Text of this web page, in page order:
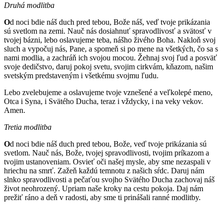
Druhá modlitba
Od noci bdie náš duch pred tebou, Bože náš, veď tvoje prikázania
sú svetlom na zemi. Nauč nás dosiahnuť spravodlivosť a svätosť v
tvojej bázni, lebo oslavujeme teba, nášho živého Boha. Nakloň svoj
sluch a vypočuj nás, Pane, a spomeň si po mene na všetkých, čo sa s
nami modlia, a zachráň ich svojou mocou. Žehnaj svoj ľud a posväť
svoje dedičstvo, daruj pokoj svetu, svojim cirkvám, kňazom, našim
svetským predstaveným i všetkému svojmu ľudu.
Lebo zvelebujeme a oslavujeme tvoje vznešené a veľkolepé meno,
Otca i Syna, i Svätého Ducha, teraz i vždycky, i na veky vekov.
Amen.
Tretia modlitba
Od noci bdie náš duch pred tebou, Bože, veď tvoje prikázania sú
svetlom. Nauč nás, Bože, tvojej spravodlivosti, tvojim príkazom a
tvojim ustanoveniam. Osvieť oči našej mysle, aby sme nezaspali v
hriechu na smrť. Zažeň každú temnotu z našich sŕdc. Daruj nám
slnko spravodlivosti a pečaťou svojho Svätého Ducha zachovaj náš
život neohrozený. Upriam naše kroky na cestu pokoja. Daj nám
prežiť ráno a deň v radosti, aby sme ti prinášali ranné modlitby.